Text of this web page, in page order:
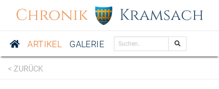
Chronik Kramsach
ARTIKEL GALERIE
< ZURÜCK